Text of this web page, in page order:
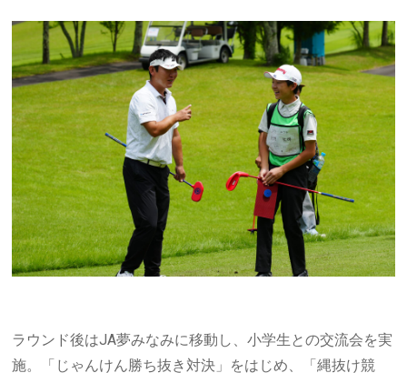
ラウンド後はJA夢みなみに移動し、小学生との交流会を実
施。「じゃんけん勝ち抜き対決」をはじめ、「縄抜け競